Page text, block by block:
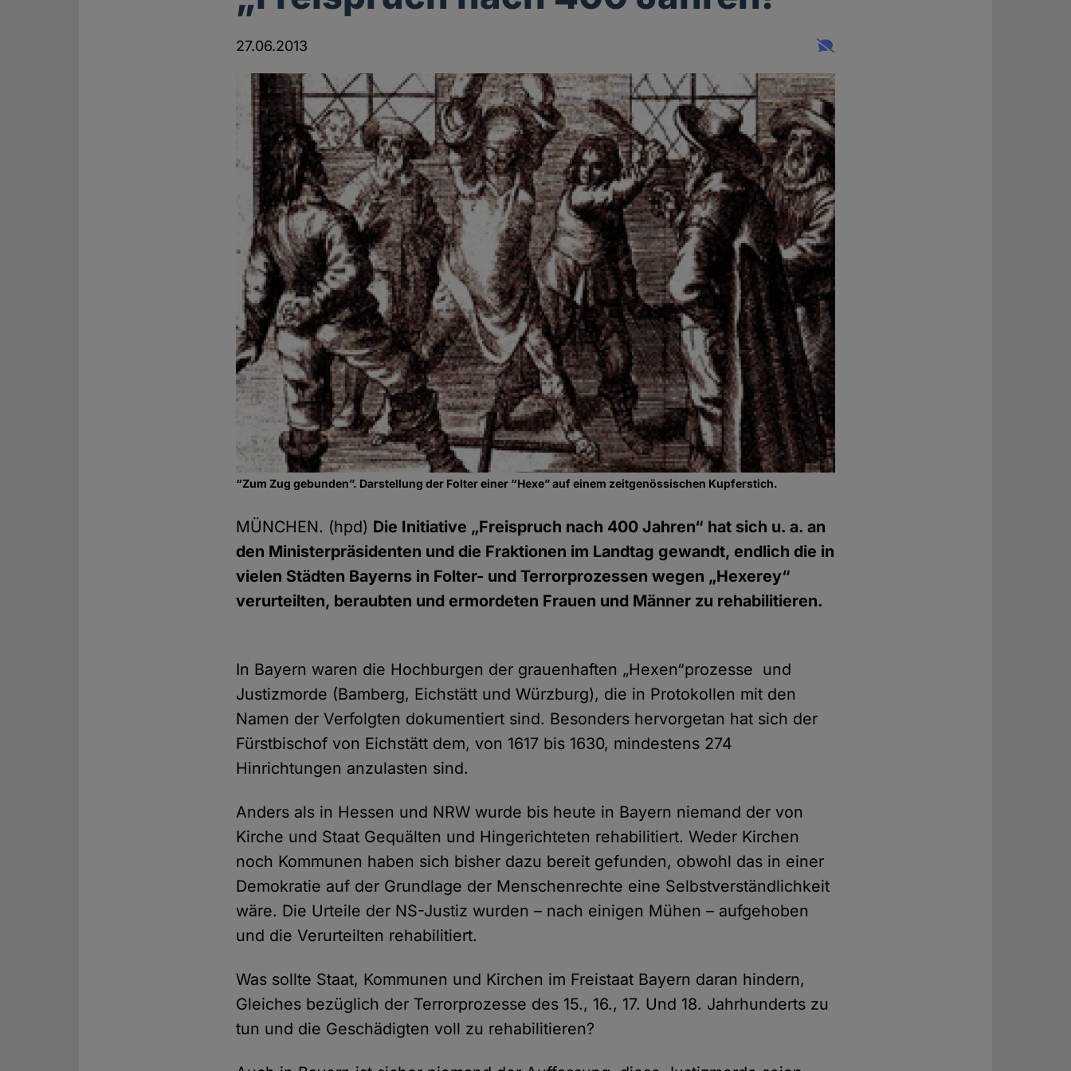
27.06.2013
“Zum Zug gebunden”. Darstellung der Folter einer “Hexe” auf einem zeitgenössischen Kupferstich.
MÜNCHEN. (hpd) Die Initiative „Freispruch nach 400 Jahren“ hat sich u. a. an
den Ministerpräsidenten und die Fraktionen im Landtag gewandt, endlich die in
vielen Städten Bayerns in Folter- und Terrorprozessen wegen „Hexerey“
verurteilten, beraubten und ermordeten Frauen und Männer zu rehabilitieren.
In Bayern waren die Hochburgen der grauenhaften „Hexen“prozesse und
Justizmorde (Bamberg, Eichstätt und Würzburg), die in Protokollen mit den
Namen der Verfolgten dokumentiert sind. Besonders hervorgetan hat sich der
Fürstbischof von Eichstätt dem, von 1617 bis 1630, mindestens 274
Hinrichtungen anzulasten sind.
Anders als in Hessen und NRW wurde bis heute in Bayern niemand der von
Kirche und Staat Gequälten und Hingerichteten rehabilitiert. Weder Kirchen
noch Kommunen haben sich bisher dazu bereit gefunden, obwohl das in einer
Demokratie auf der Grundlage der Menschenrechte eine Selbstverständlichkeit
wäre. Die Urteile der NS-Justiz wurden – nach einigen Mühen – aufgehoben
und die Verurteilten rehabilitiert.
Was sollte Staat, Kommunen und Kirchen im Freistaat Bayern daran hindern,
Gleiches bezüglich der Terrorprozesse des 15., 16., 17. Und 18. Jahrhunderts zu
tun und die Geschädigten voll zu rehabilitieren?